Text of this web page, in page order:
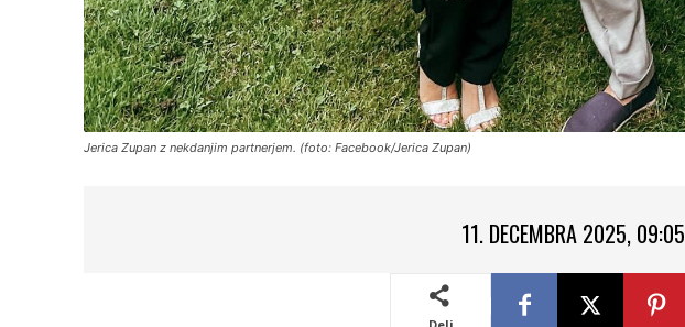
Jerica Zupan z nekdanjim partnerjem. (foto: Facebook/Jerica Zupan)
11. DECEMBRA 2025, 09:05